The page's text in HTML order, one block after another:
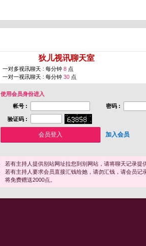
狄儿视讯聊天室
一对多视讯聊天 : 每分钟 8 点
一对一视讯聊天 : 每分钟 30 点
使用会员身份进入
帐号 :
密码 :
验证码 :
加入会员
若有主持人提供别站网址拉您到别网站，请将聊天记录提
若有主持人要求会员直接汇钱给她，请勿汇钱，请会员
将免费赠送2000点。